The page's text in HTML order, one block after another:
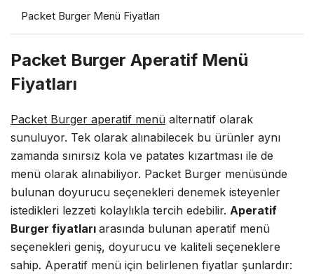
Packet Burger Menü Fiyatları
Packet Burger Aperatif Menü
Fiyatları
Packet Burger aperatif menü alternatif olarak
sunuluyor. Tek olarak alınabilecek bu ürünler aynı
zamanda sınırsız kola ve patates kızartması ile de
menü olarak alınabiliyor. Packet Burger menüsünde
bulunan doyurucu seçenekleri denemek isteyenler
istedikleri lezzeti kolaylıkla tercih edebilir. Aperatif
Burger fiyatları arasında bulunan aperatif menü
seçenekleri geniş, doyurucu ve kaliteli seçeneklere
sahip. Aperatif menü için belirlenen fiyatlar şunlardır: